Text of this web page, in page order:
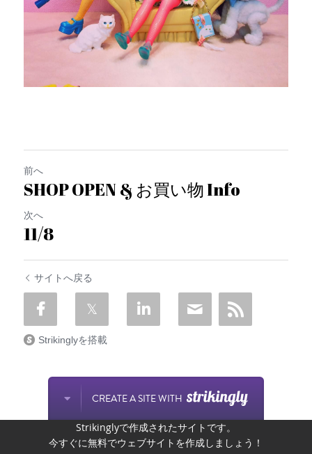
前へ
SHOP OPEN & お買い物 Info
次へ
11/8
サイトへ戻る
Strikinglyを搭載
CREATE A SITE WITH
Strikinglyで作成されたサイトです。
今すぐに無料でウェブサイトを作成しましょう！